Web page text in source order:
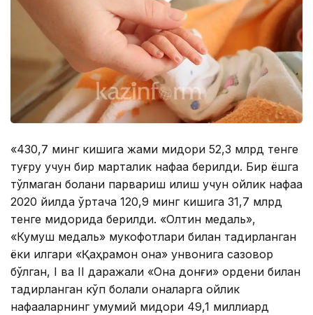
«430,7 минг кишига жами миқдори 52,3 млрд тенге
туғруқ учун бир марталик нафақа берилди. Бир ёшга
тўлмаган болани парвариш қилиш учун ойлик нафақа
2020 йилда ўртача 120,9 минг кишига 31,7 млрд
тенге миқдорида берилди. «Олтин медаль»,
«Кумуш медаль» мукофотлари билан тақдирланган
ёки илгари «Қаҳрамон она» унвонига сазовор
бўлган, I ва II даражали «Она донғи» ордени билан
тақдирланган кўп болали оналарга ойлик
нафақаларнинг умумий миқдори 49,1 миллиард